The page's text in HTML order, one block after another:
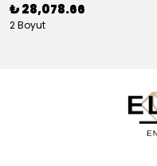
₺ 28,078.66
2 Boyut